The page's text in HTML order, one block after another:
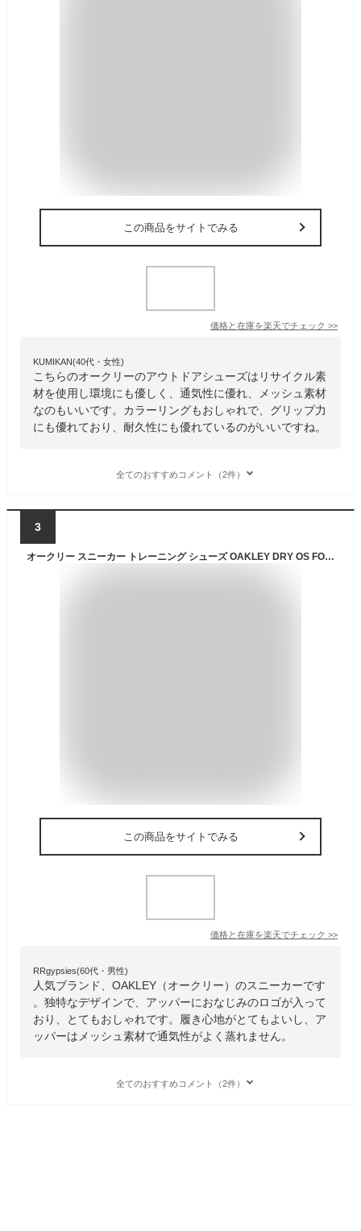
この商品をサイトでみる
価格と在庫を楽天でチェック >>
KUMIKAN(40代・女性)
こちらのオークリーのアウトドアシューズはリサイクル素
材を使用し環境にも優しく、通気性に優れ、メッシュ素材
なのもいいです。カラーリングもおしゃれで、グリップ力
にも優れており、耐久性にも優れているのがいいですね。
全てのおすすめコメント（2件）
3
オークリー スニーカー トレーニング シューズ OAKLEY DRY OS FOF100542【シューズ】【靴】【ドライ】【オーエス】【100542】2024年モデル
この商品をサイトでみる
価格と在庫を楽天でチェック >>
RRgypsies(60代・男性)
人気ブランド、OAKLEY（オークリー）のスニーカーです
。独特なデザインで、アッパーにおなじみのロゴが入って
おり、とてもおしゃれです。履き心地がとてもよいし、ア
ッパーはメッシュ素材で通気性がよく蒸れません。
全てのおすすめコメント（2件）